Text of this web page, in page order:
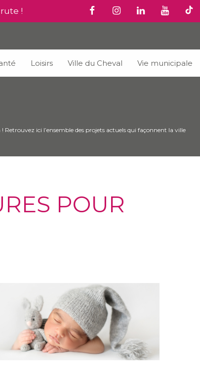
!
Loisirs Ville du Cheval Vie municipale
ici l’ensemble des projets actuels qui façonnent la ville
POUR